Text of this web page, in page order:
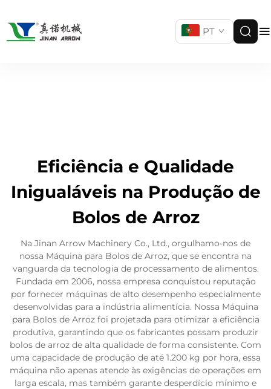
PT
Eficiência e Qualidade
Inigualáveis na Produção de
Bolos de Arroz
Na Jinan Arrow Machinery Co., Ltd., orgulhamo-nos de
nossa Máquina para Bolos de Arroz, que se encontra na
vanguarda da tecnologia de processamento de alimentos.
Fundada em 2006, nossa empresa conquistou reputação
por fornecer máquinas de alto desempenho especialmente
desenvolvidas para a indústria alimentícia. Nossa Máquina
para Bolos de Arroz foi projetada para otimizar a eficiência
produtiva, garantindo que os fabricantes possam produzir
bolos de arroz de alta qualidade de forma consistente. Com
uma capacidade de produção de até 1.200 kg por hora, essa
máquina não apenas atende às exigências de operações em
larga escala, mas também garante desperdício mínimo e